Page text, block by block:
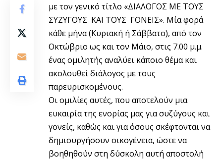
με τον γενικό τίτλο «ΔΙΑΛΟΓΟΣ ΜΕ ΤΟΥΣ
ΣΥΖΥΓΟΥΣ ΚΑΙ ΤΟΥΣ ΓΟΝΕΙΣ». Μία φορά
κάθε μήνα (Κυριακή ή Σάββατο), από τον
Οκτώβριο ως και τον Μάιο, στις 7.00 μ.μ.
ένας ομιλητής αναλύει κάποιο θέμα και
ακολουθεί διάλογος με τους
παρευρισκομένους.
Οι ομιλίες αυτές, που αποτελούν μια
ευκαιρία της ενορίας μας για συζύγους και
γονείς, καθώς και για όσους σκέφτονται να
δημιουργήσουν οικογένεια, ώστε να
βοηθηθούν στη δύσκολη αυτή αποστολή